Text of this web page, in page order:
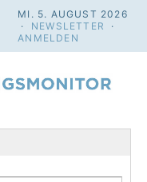
MI. 5. AUGUST 2026
· NEWSLETTER
·
ANMELDEN